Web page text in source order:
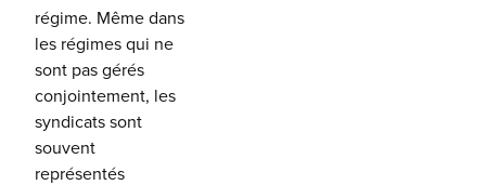
régime. Même dans
les régimes qui ne
sont pas gérés
conjointement, les
syndicats sont
souvent
représentés